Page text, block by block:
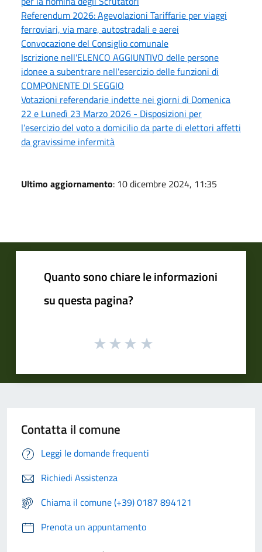
Referendum 2026: Agevolazioni Tariffarie per viaggi
ferroviari, via mare, autostradali e aerei
Convocazione del Consiglio comunale
Iscrizione nell'ELENCO AGGIUNTIVO delle persone
idonee a subentrare nell'esercizio delle funzioni di
COMPONENTE DI SEGGIO
Votazioni referendarie indette nei giorni di Domenica
22 e Lunedì 23 Marzo 2026 - Disposizioni per
l’esercizio del voto a domicilio da parte di elettori affetti
da gravissime infermità
Ultimo aggiornamento: 10 dicembre 2024, 11:35
Quanto sono chiare le informazioni
su questa pagina?
Contatta il comune
Leggi le domande frequenti
Richiedi Assistenza
Chiama il comune (+39) 0187 894121
Prenota un appuntamento